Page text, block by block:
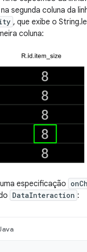
segunda coluna da
, que exibe o
coluna:
especificação
DataInteraction :